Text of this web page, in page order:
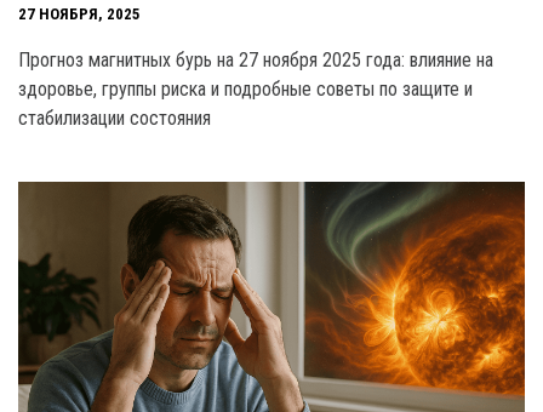
27 НОЯБРЯ, 2025
Прогноз магнитных бурь на 27 ноября 2025 года: влияние на
здоровье, группы риска и подробные советы по защите и
стабилизации состояния